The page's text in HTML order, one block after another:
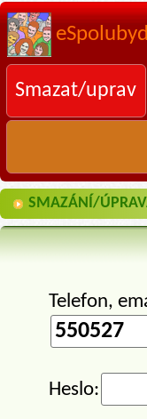
Smazat/uprav
SMAZÁNÍ/
Telefon,
Heslo: